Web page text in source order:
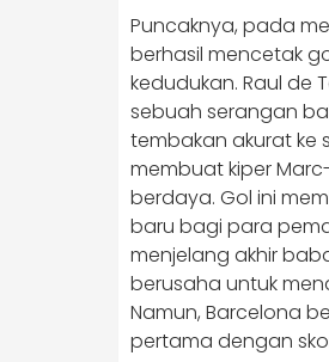
Puncaknya, pada
berhasil mencetak
kedudukan. Raul de
sebuah serangan
tembakan akurat
membuat kiper
berdaya. Gol ini
baru bagi para
menjelang akhir
berusaha untuk
Namun, Barcelona
pertama dengan skor